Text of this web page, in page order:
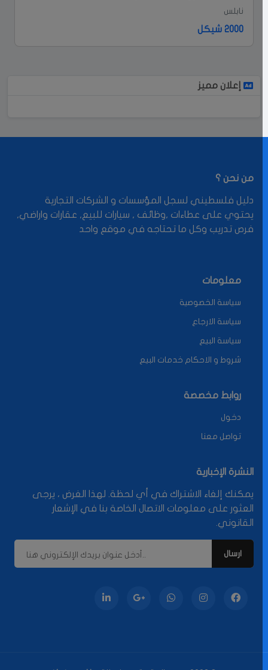
نابلس
2000 شيكل
إعلان مميز
من نحن ؟
دليل فلسطيني لسجل المؤسسات و الشركات التجارية
يحتوي على عطاءات ,وظائف , سيارات للبيع, عقارات واراضي,
فرص تدريب وكل ما تحتاجه في موقع واحد
معلومات
سياسة الخصوصية
سياسة الارجاع
سياسة البيع
شروط و الاحكام خدمات البيع
روابط مخصصة
دخول
تواصل معنا
النشرة الإخبارية
يمكنك إلغاء الاشتراك في أي لحظة. لهذا الغرض ، يرجى
العثور على معلومات الاتصال الخاصة بنا في الإشعار
القانوني.